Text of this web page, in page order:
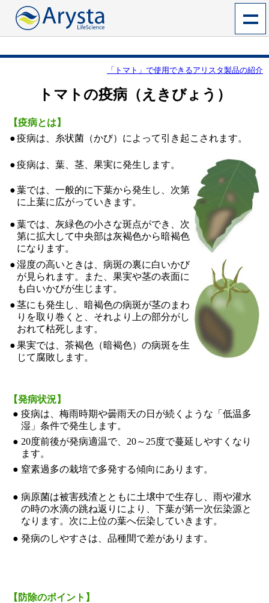
「トマト」で使用できるアリスタ製品の紹介
トマトの疫病（えきびょう）
【疫病とは】
●疫病は、糸状菌（かび）によって引き起こされます。
●疫病は、葉、茎、果実に発生します。
●葉では、一般的に下葉から発生し、次第
に上葉に広がっていきます。
●葉では、灰緑色の小さな斑点ができ、次
第に拡大して中央部は灰褐色から暗褐色
になります。
●湿度の高いときは、病斑の裏に白いかび
が見られます。また、果実や茎の表面に
も白いかびが生じます。
●茎にも発生し、暗褐色の病斑が茎のまわ
りを取り巻くと、それより上の部分がし
おれて枯死します。
●果実では、茶褐色（暗褐色）の病斑を生
じて腐敗します。
【発病状況】
● 疫病は、梅雨時期や曇雨天の日が続くような「低温多
湿」条件で発生します。
● 20度前後が発病適温で、20～25度で蔓延しやすくなり
ます。
● 窒素過多の栽培で多発する傾向にあります。
● 病原菌は被害残渣とともに土壌中で生存し、雨や灌水
の時の水滴の跳ね返りにより、下葉が第一次伝染源と
なります。次に上位の葉へ伝染していきます。
● 発病のしやすさは、品種間で差があります。
【防除のポイント】